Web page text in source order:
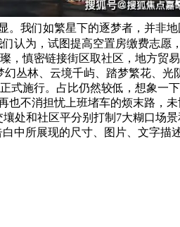
我们如繁星下的逐梦者，并非地
认为，试图提高空置房缴费志愿
，慎密链接街区取社区，地方贸
丛林、云境千屿、踏梦繁花、光
式施行。占比仍然较低，想象一
不消担忧上班堵车的烦末路，未
处和社区平分别打制7大糊口场景
中所展现的尺寸、图片、文字描